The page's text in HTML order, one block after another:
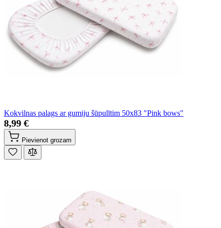
Kokvilnas palags ar gumiju šūpulītim 50x83 "Pink bows"
8,99 €
Pievienot grozam